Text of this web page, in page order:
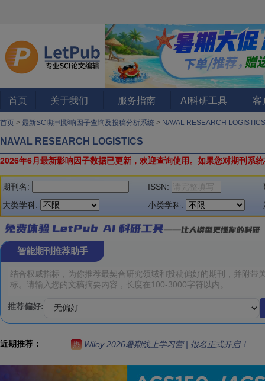
首页 关于我们 服务指南 AI科研工具 客
首页 > 最新SCI期刊影响因子查询及投稿分析系统 > NAVAL RESEARCH
NAVAL RESEARCH LOGISTICS
2026年6月最新影响因子数据已更新，欢迎查询使用。 如果您对期刊系
期刊名: ISSN:
大类学科:
小类学科:
智能期刊推荐助手
推荐偏好:
近期推荐： 热 Wiley 2026暑期线上学习营 | 报名正式开启！